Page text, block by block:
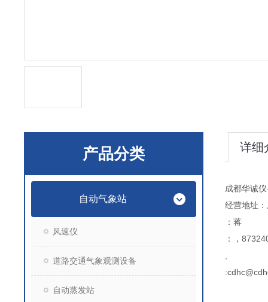
产品分类
自动气象站
风速仪
道路交通气象观测设备
自动蒸发站
详细
成都华诚
经营地址
：蒋
：，